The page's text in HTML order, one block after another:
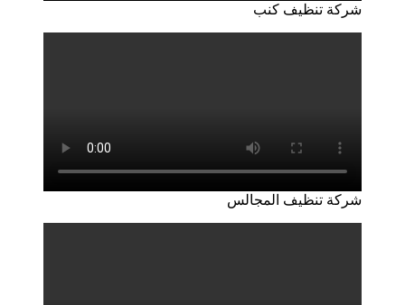
شركة تنظيف كنب
شركة تنظيف المجالس